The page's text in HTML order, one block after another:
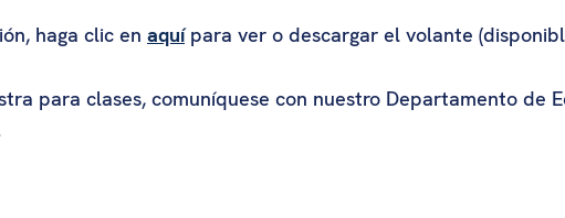
haga clic en aquípara ver o descargar el volante
para clases, comuníquese con nuestro Departamento de